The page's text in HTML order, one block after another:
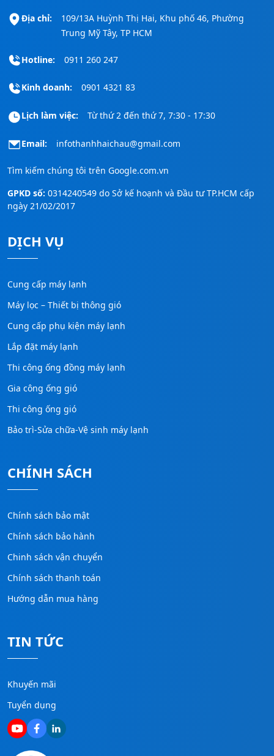
Địa chỉ:
109/13A Huỳnh Thị Hai, Khu phố 46, Phường
Trung Mỹ Tây, TP HCM
Hotline: 0911 260 247
Kinh doanh: 0901 4321 83
Lịch làm việc: Từ thứ 2 đến thứ 7, 7:30 - 17:30
Email: infothanhhaichau@gmail.com
Tìm kiếm chúng tôi trên Google.com.vn
GPKD số: 0314240549 do Sở kế hoạnh và Đầu tư TP.HCM cấp
ngày 21/02/2017
DỊCH VỤ
Cung cấp máy lạnh
Máy lọc – Thiết bị thông gió
Cung cấp phụ kiện máy lạnh
Lắp đặt máy lạnh
Thi công ống đồng máy lạnh
Gia công ống gió
Thi công ống gió
Bảo trì-Sửa chữa-Vệ sinh máy lạnh
CHÍNH SÁCH
Chính sách bảo mật
Chính sách bảo hành
Chinh sách vận chuyển
Chính sách thanh toán
Hướng dẫn mua hàng
TIN TỨC
Khuyến mãi
Tuyển dụng